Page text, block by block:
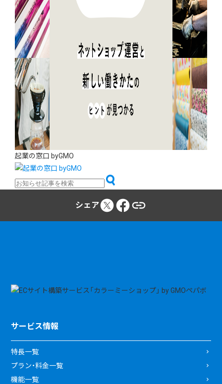
起業の窓口 byGMO
シェア
サービス情報
特長一覧
プラン・料金一覧
機能一覧